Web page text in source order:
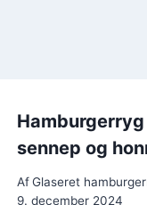
sennep og
Af Glaseret
9. december 2024